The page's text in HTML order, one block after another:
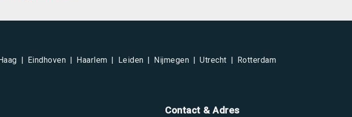
Eindhoven Haarlem Leiden Nijmegen Utrecht Rotterdam
Contact & Adres